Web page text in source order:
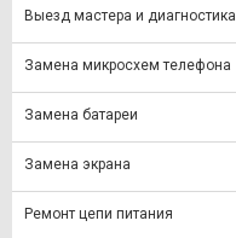
Выезд мастера и диагностика
Замена микросхем телефона
Замена батареи
Замена экрана
Ремонт цепи питания